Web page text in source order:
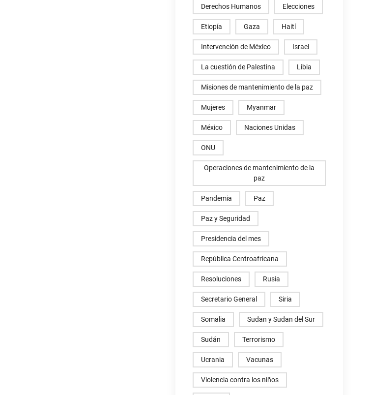
Derechos Humanos Elecciones
Etiopía Gaza Haití
Intervención de México Israel
La cuestión de Palestina Libia
Misiones de mantenimiento de la paz
Mujeres Myanmar
México Naciones Unidas
ONU
Operaciones de mantenimiento de la
paz
Pandemia Paz
Paz y Seguridad
Presidencia del mes
República Centroafricana
Resoluciones Rusia
Secretario General Siria
Somalia Sudan y Sudan del Sur
Sudán Terrorismo
Ucrania Vacunas
Violencia contra los niños